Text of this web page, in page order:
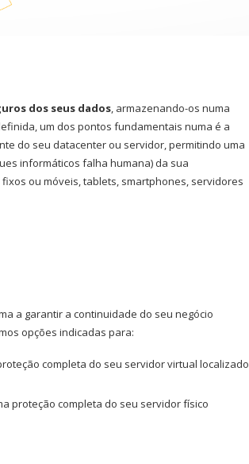
dos seus dados, armazenando-os numa
um dos pontos fundamentais numa é a
do seu datacenter ou servidor, permitindo uma
informáticos falha humana) da sua
ou móveis, tablets, smartphones, servidores
a garantir a continuidade do seu negócio
opções indicadas para:
completa do seu servidor virtual localizado
proteção completa do seu servidor físico